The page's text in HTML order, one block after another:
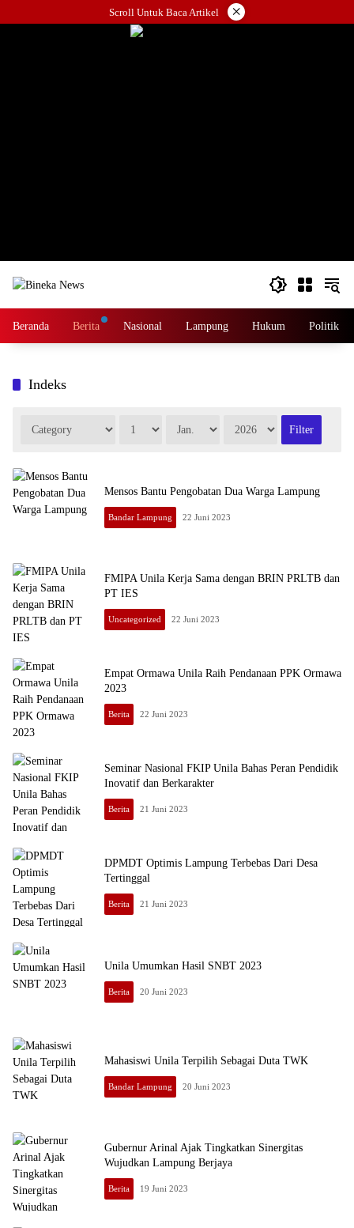
ke
Scroll Untuk Baca Artikel ×
Beranda Berita Nasional Lampung Hukum Politik
Indeks
Mensos Bantu Pengobatan Dua Warga Lampung
Bandar Lampung 22 Juni 2023
FMIPA Unila Kerja Sama dengan BRIN PRLTB dan
PT IES
Uncategorized 22 Juni 2023
Empat Ormawa Unila Raih Pendanaan PPK Ormawa
2023
Berita 22 Juni 2023
Seminar Nasional FKIP Unila Bahas Peran Pendidik
Inovatif dan Berkarakter
Berita 21 Juni 2023
DPMDT Optimis Lampung Terbebas Dari Desa
Tertinggal
Berita 21 Juni 2023
Unila Umumkan Hasil SNBT 2023
Berita 20 Juni 2023
Mahasiswi Unila Terpilih Sebagai Duta TWK
Bandar Lampung 20 Juni 2023
Gubernur Arinal Ajak Tingkatkan Sinergitas
Wujudkan Lampung Berjaya
Berita 19 Juni 2023